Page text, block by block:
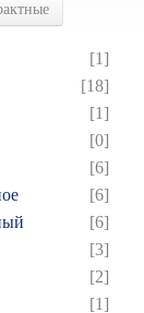
[1]
[18]
[1]
[0]
[6]
[6]
[6]
[3]
[2]
[1]